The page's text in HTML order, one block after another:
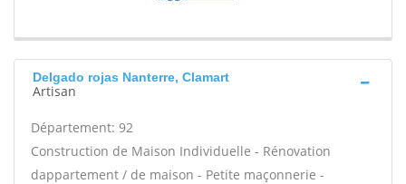
Delgado rojas Nanterre, Clamart
Artisan
Département: 92
Construction de Maison Individuelle - Rénovation
dappartement / de maison - Petite maçonnerie -